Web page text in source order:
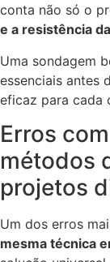
conta não só o
e a resistência
Uma sondagem
essenciais antes
eficaz para cada
Erros
métodos
projetos
Um dos erros
mesma técnica